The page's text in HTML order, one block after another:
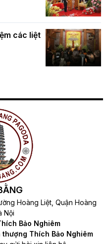
các liệt
Hoàng Liệt, Quận Hoàng
Nội
Bảo Nghiêm
thượng Thích Bảo Nghiêm